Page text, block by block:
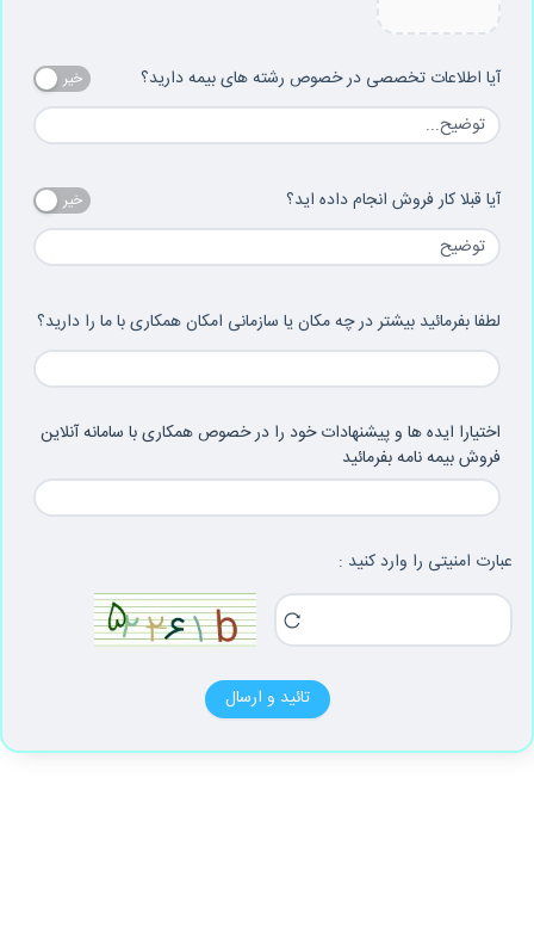
آیا اطلاعات تخصصی در خصوص رشته های بیمه دارید؟ خیر
آیا قبلا کار فروش انجام داده اید؟ خیر
لطفا بفرمائید بیشتر در چه مکان یا سازمانی امکان همکاری با ما را دارید؟
اختیارا ایده ها و پیشنهادات خود را در خصوص همکاری با سامانه آنلاین
فروش بیمه نامه بفرمائید
عبارت امنیتی را وارد کنید :
تائید و ارسال